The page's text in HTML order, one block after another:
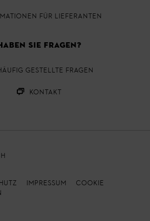
FÜR LIEFERANTEN
SIE FRAGEN?
GESTELLTE FRAGEN
KONTAKT
IMPRESSUM
Cookie